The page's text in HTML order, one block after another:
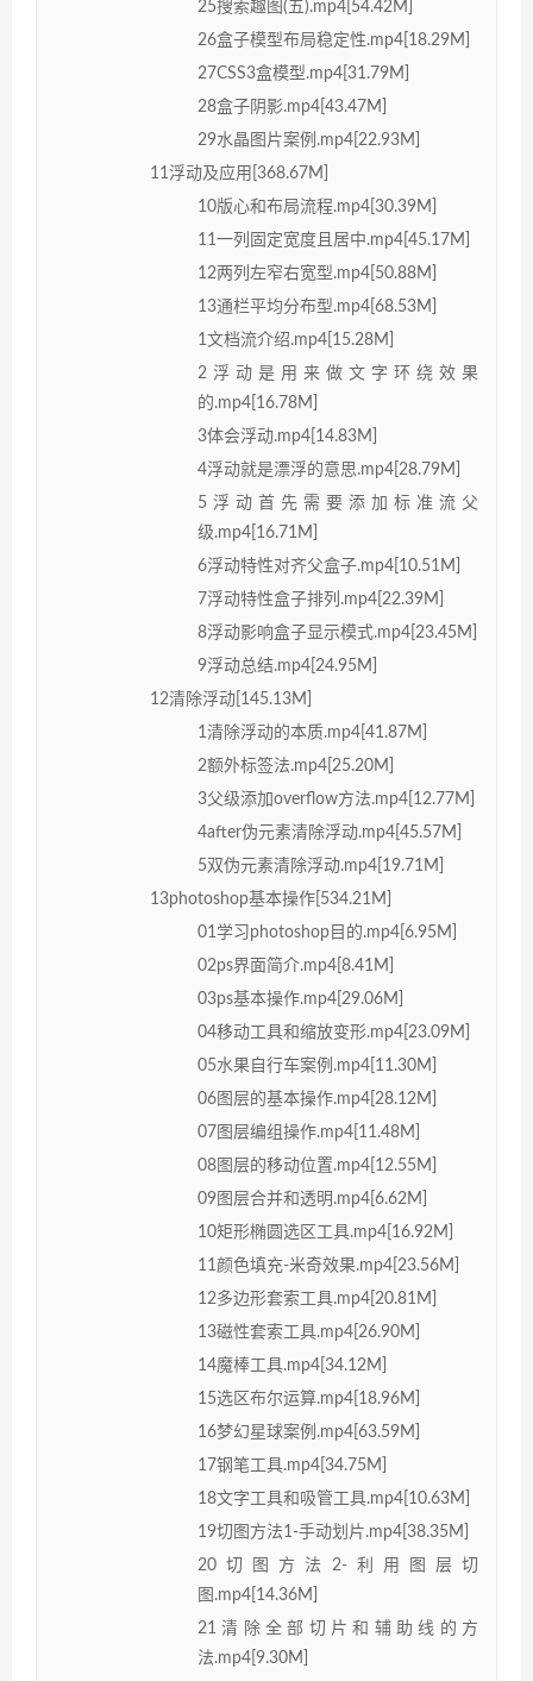
25搜索趣图(五).mp4[54.42M]
26盒子模型布局稳定性.mp4[18.29M]
27CSS3盒模型.mp4[31.79M]
28盒子阴影.mp4[43.47M]
29水晶图片案例.mp4[22.93M]
11浮动及应用[368.67M]
10版心和布局流程.mp4[30.39M]
11一列固定宽度且居中.mp4[45.17M]
12两列左窄右宽型.mp4[50.88M]
13通栏平均分布型.mp4[68.53M]
1文档流介绍.mp4[15.28M]
2浮动是用来做文字环绕效果
的.mp4[16.78M]
3体会浮动.mp4[14.83M]
4浮动就是漂浮的意思.mp4[28.79M]
5浮动首先需要添加标准流父
级.mp4[16.71M]
6浮动特性对齐父盒子.mp4[10.51M]
7浮动特性盒子排列.mp4[22.39M]
8浮动影响盒子显示模式.mp4[23.45M]
9浮动总结.mp4[24.95M]
12清除浮动[145.13M]
1清除浮动的本质.mp4[41.87M]
2额外标签法.mp4[25.20M]
3父级添加overflow方法.mp4[12.77M]
4after伪元素清除浮动.mp4[45.57M]
5双伪元素清除浮动.mp4[19.71M]
13photoshop基本操作[534.21M]
01学习photoshop目的.mp4[6.95M]
02ps界面简介.mp4[8.41M]
03ps基本操作.mp4[29.06M]
04移动工具和缩放变形.mp4[23.09M]
05水果自行车案例.mp4[11.30M]
06图层的基本操作.mp4[28.12M]
07图层编组操作.mp4[11.48M]
08图层的移动位置.mp4[12.55M]
09图层合并和透明.mp4[6.62M]
10矩形椭圆选区工具.mp4[16.92M]
11颜色填充-米奇效果.mp4[23.56M]
12多边形套索工具.mp4[20.81M]
13磁性套索工具.mp4[26.90M]
14魔棒工具.mp4[34.12M]
15选区布尔运算.mp4[18.96M]
16梦幻星球案例.mp4[63.59M]
17钢笔工具.mp4[34.75M]
18文字工具和吸管工具.mp4[10.63M]
19切图方法1-手动划片.mp4[38.35M]
20切图方法2-利用图层切
图.mp4[14.36M]
21清除全部切片和辅助线的方
法.mp4[9.30M]